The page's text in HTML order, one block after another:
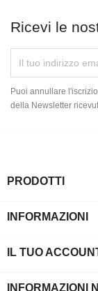
Ricevi le
Puoi annullare
della Newsletter
PRODOTTI
INFORMAZIONI
IL TUO
INFORMAZIONI